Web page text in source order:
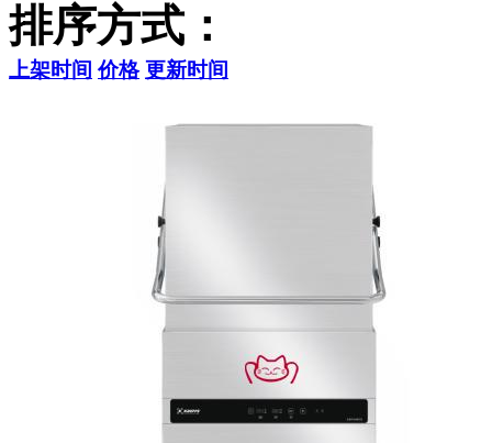
排序方式：
上架时间 价格 更新时间